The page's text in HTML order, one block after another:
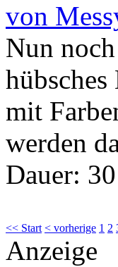
von
Nun
mit
werden
Dauer:
<< Start < vorherige 1 2
Anzeige